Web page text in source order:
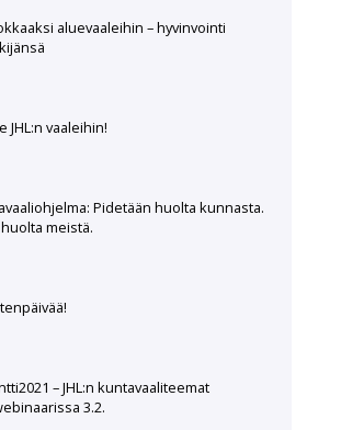
aluevaaleihin – hyvinvointi
JHL:n vaaleihin!
Pidetään huolta kunnasta.
meistä.
– JHL:n kuntavaaliteemat
3.2.